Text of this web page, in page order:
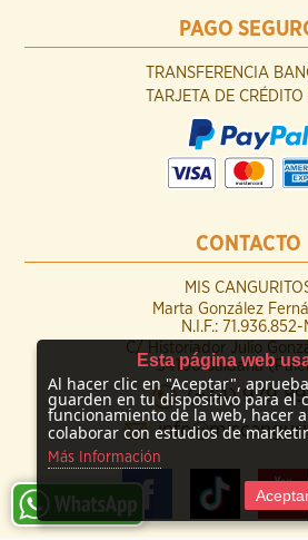
PAGO
TRANSFERENCIA
TARJETA DE
CONTACTO
MIS
Marta González
N.I.F.: 71.936.852-
C/ Historiador Julio
34100 Saldaña
(+34) 979
Esta página web
Al hacer clic en "Aceptar",
guarden en tu dispositivo para el
funcionamiento de la web, hacer
colaborar con estudios de
Más Información